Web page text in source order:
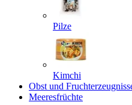
Pilze
Kimchi
Obst und
Meeresfrüchte